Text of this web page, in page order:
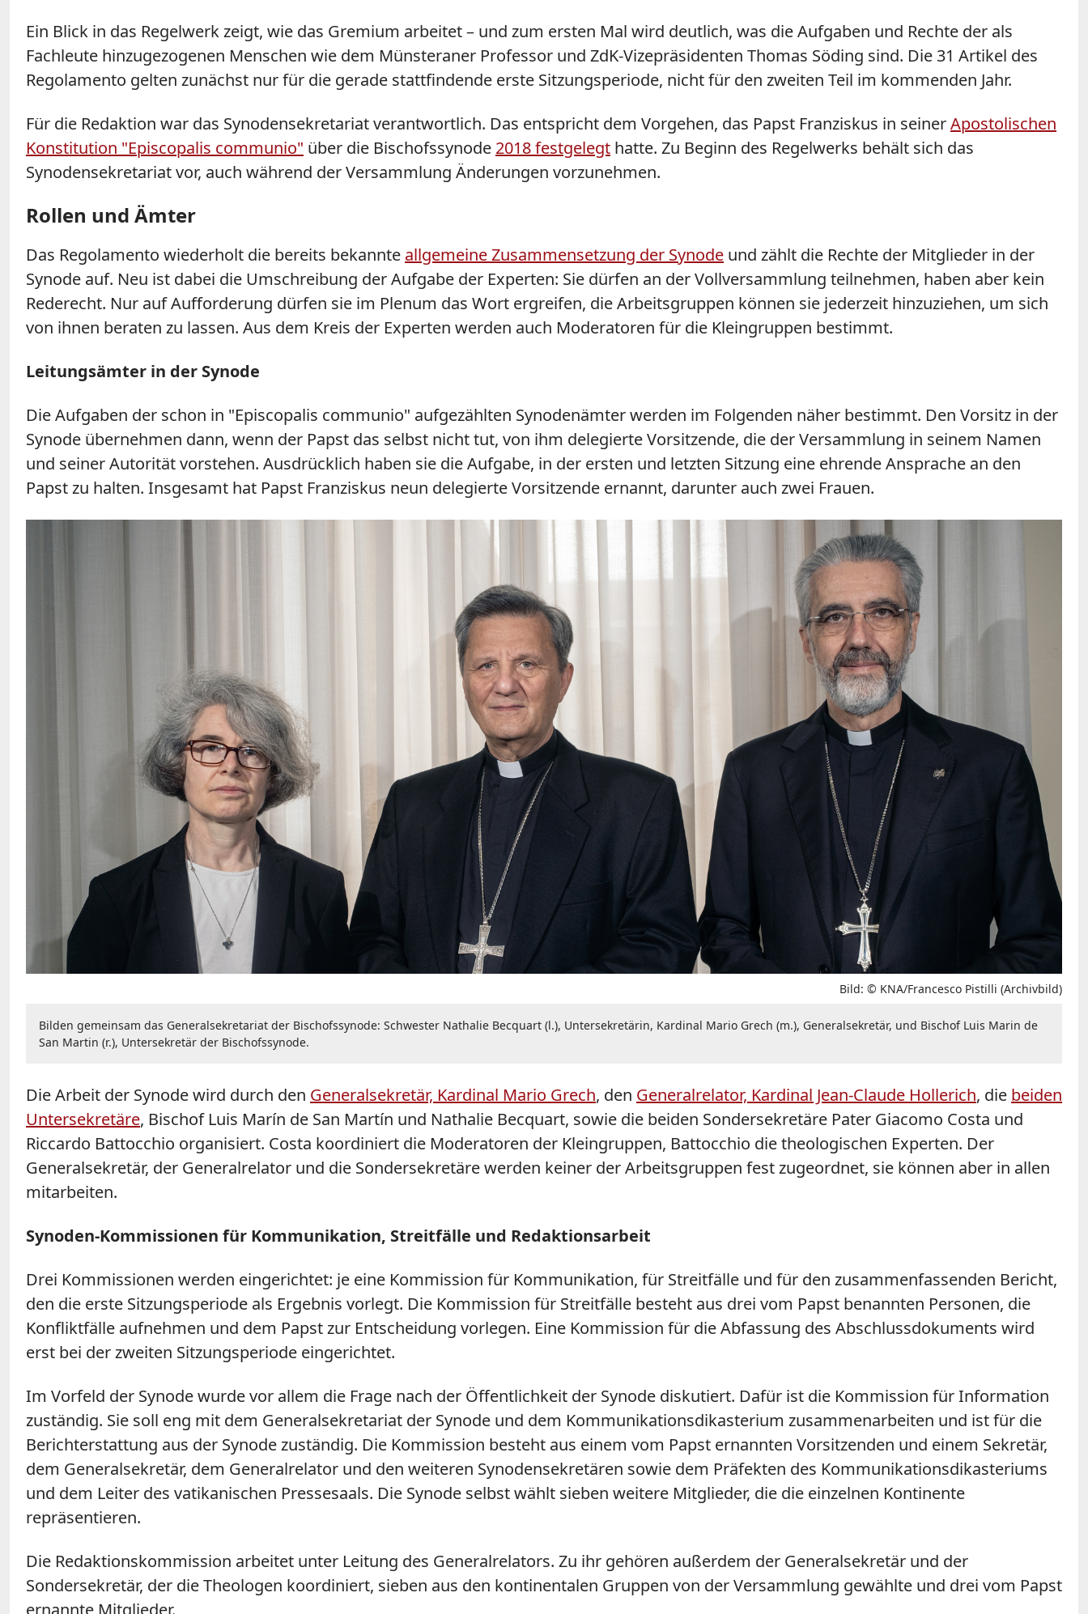
Ein Blick in das Regelwerk zeigt, wie das Gremium arbeitet – und zum ersten Mal wird deutlich, was die Aufgaben und Rechte der als
Fachleute hinzugezogenen Menschen wie dem Münsteraner Professor und ZdK-Vizepräsidenten Thomas Söding sind. Die 31 Artikel des
Regolamento gelten zunächst nur für die gerade stattfindende erste Sitzungsperiode, nicht für den zweiten Teil im kommenden Jahr.
Für die Redaktion war das Synodensekretariat verantwortlich. Das entspricht dem Vorgehen, das Papst Franziskus in seinerApostolischen
Konstitution "Episcopalis communio" über die Bischofssynode 2018 festgelegt hatte. Zu Beginn des Regelwerks behält sich das
Synodensekretariat vor, auch während der Versammlung Änderungen vorzunehmen.
Rollen und Ämter
Das Regolamento wiederholt die bereits bekannte allgemeine Zusammensetzung der Synode und zählt die Rechte der Mitglieder in der
Synode auf. Neu ist dabei die Umschreibung der Aufgabe der Experten: Sie dürfen an der Vollversammlung teilnehmen, haben aber kein
Rederecht. Nur auf Aufforderung dürfen sie im Plenum das Wort ergreifen, die Arbeitsgruppen können sie jederzeit hinzuziehen, um sich
von ihnen beraten zu lassen. Aus dem Kreis der Experten werden auch Moderatoren für die Kleingruppen bestimmt.
Leitungsämter in der Synode
Die Aufgaben der schon in "Episcopalis communio" aufgezählten Synodenämter werden im Folgenden näher bestimmt. Den Vorsitz in der
Synode übernehmen dann, wenn der Papst das selbst nicht tut, von ihm delegierte Vorsitzende, die der Versammlung in seinem Namen
und seiner Autorität vorstehen. Ausdrücklich haben sie die Aufgabe, in der ersten und letzten Sitzung eine ehrende Ansprache an den
Papst zu halten. Insgesamt hat Papst Franziskus neun delegierte Vorsitzende ernannt, darunter auch zwei Frauen.
Bild: © KNA/Francesco Pistilli (Archivbild)
Bilden gemeinsam das Generalsekretariat der Bischofssynode: Schwester Nathalie Becquart (l.), Untersekretärin, Kardinal Mario Grech (m.), Generalsekretär, und Bischof Luis Marin de
San Martin (r.), Untersekretär der Bischofssynode.
Die Arbeit der Synode wird durch den Generalsekretär, Kardinal Mario Grech, den Generalrelator, Kardinal Jean-Claude Hollerich, die beiden
Untersekretäre, Bischof Luis Marín de San Martín und Nathalie Becquart, sowie die beiden Sondersekretäre Pater Giacomo Costa und
Riccardo Battocchio organisiert. Costa koordiniert die Moderatoren der Kleingruppen, Battocchio die theologischen Experten. Der
Generalsekretär, der Generalrelator und die Sondersekretäre werden keiner der Arbeitsgruppen fest zugeordnet, sie können aber in allen
mitarbeiten.
Synoden-Kommissionen für Kommunikation, Streitfälle und Redaktionsarbeit
Drei Kommissionen werden eingerichtet: je eine Kommission für Kommunikation, für Streitfälle und für den zusammenfassenden Bericht,
den die erste Sitzungsperiode als Ergebnis vorlegt. Die Kommission für Streitfälle besteht aus drei vom Papst benannten Personen, die
Konfliktfälle aufnehmen und dem Papst zur Entscheidung vorlegen. Eine Kommission für die Abfassung des Abschlussdokuments wird
erst bei der zweiten Sitzungsperiode eingerichtet.
Im Vorfeld der Synode wurde vor allem die Frage nach der Öffentlichkeit der Synode diskutiert. Dafür ist die Kommission für Information
zuständig. Sie soll eng mit dem Generalsekretariat der Synode und dem Kommunikationsdikasterium zusammenarbeiten und ist für die
Berichterstattung aus der Synode zuständig. Die Kommission besteht aus einem vom Papst ernannten Vorsitzenden und einem Sekretär,
dem Generalsekretär, dem Generalrelator und den weiteren Synodensekretären sowie dem Präfekten des Kommunikationsdikasteriums
und dem Leiter des vatikanischen Pressesaals. Die Synode selbst wählt sieben weitere Mitglieder, die die einzelnen Kontinente
repräsentieren.
Die Redaktionskommission arbeitet unter Leitung des Generalrelators. Zu ihr gehören außerdem der Generalsekretär und der
Sondersekretär, der die Theologen koordiniert, sieben aus den kontinentalen Gruppen von der Versammlung gewählte und drei vom Papst
ernannte Mitglieder.